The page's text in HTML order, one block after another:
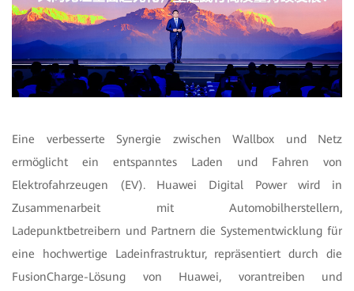
Eine verbesserte Synergie zwischen Wallbox und Netz
ermöglicht ein entspanntes Laden und Fahren von
Elektrofahrzeugen (EV). Huawei Digital Power wird in
Zusammenarbeit mit Automobilherstellern,
Ladepunktbetreibern und Partnern die Systementwicklung für
eine hochwertige Ladeinfrastruktur, repräsentiert durch die
FusionCharge-Lösung von Huawei, vorantreiben und